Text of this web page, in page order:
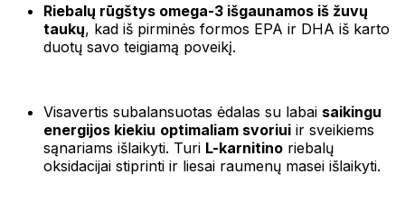
Riebalų rūgštys omega-3 išgaunamos iš žuvų
taukų, kad iš pirminės formos EPA ir DHA iš karto
duotų savo teigiamą poveikį.
Visavertis subalansuotas ėdalas su labai saikingu
energijos kiekiu optimaliam svoriui ir sveikiems
sąnariams išlaikyti. Turi L-karnitino riebalų
oksidacijai stiprinti ir liesai raumenų masei išlaikyti.